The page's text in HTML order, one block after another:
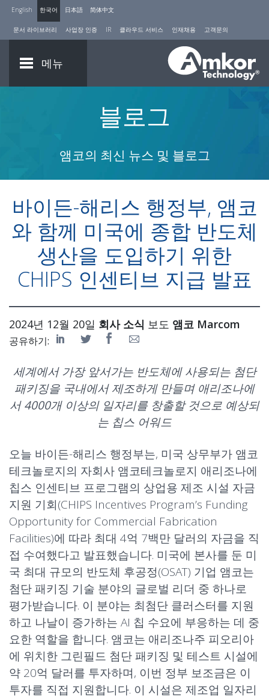
English 한국어 日本語 简体中文
문서 라이브러리 사업장 인증 IR 클라우드 서비스 인재채용 고객문의
메뉴
블로그
앰코의 최신 뉴스 및 블로그
바이든-해리스 행정부, 앰코
와 함께 미국에 종합 반도체
생산을 도입하기 위한
CHIPS 인센티브 지급 발표
2024년 12월 20일 회사 소식 보도 앰코 Marcom
공유하기:
세계에서 가장 앞서가는 반도체에 사용되는 첨단
패키징을 국내에서 제조하게 만들며 애리조나에
서 4000개 이상의 일자리를 창출할 것으로 예상되
는 칩스 어워드
오늘 바이든-해리스 행정부는, 미국 상무부가 앰코
테크놀로지의 자회사 앰코테크놀로지 애리조나에
칩스 인센티브 프로그램의 상업용 제조 시설 자금
지원 기회(CHIPS Incentives Program’s Funding
Opportunity for Commercial Fabrication
Facilities)에 따라 최대 4억 7백만 달러의 자금을 직
접 수여했다고 발표했습니다. 미국에 본사를 둔 미
국 최대 규모의 반도체 후공정(OSAT) 기업 앰코는
첨단 패키징 기술 분야의 글로벌 리더 중 하나로
평가받습니다. 이 분야는 최첨단 클러스터를 지원
하고 나날이 증가하는 AI 칩 수요에 부응하는 데 중
요한 역할을 합니다. 앰코는 애리조나주 피오리아
에 위치한 그린필드 첨단 패키징 및 테스트 시설에
약 20억 달러를 투자하며, 이번 정부 보조금은 이
투자를 직접 지원합니다. 이 시설은 제조업 일자리